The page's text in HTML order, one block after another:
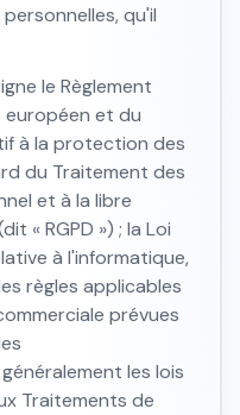
qu'il
le Règlement
européen et du
à la protection des
du Traitement des
et à la libre
« RGPD ») ; la Loi
à l'informatique,
règles applicables
prévues
les lois
Traitements de